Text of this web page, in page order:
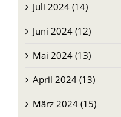
Juli 2024 (14)
Juni 2024 (12)
Mai 2024 (13)
April 2024 (13)
März 2024 (15)